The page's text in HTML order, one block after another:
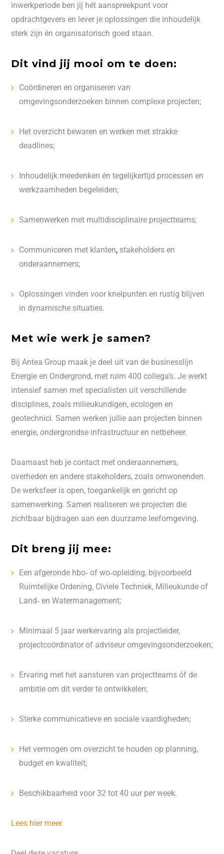
inwerkperiode ben jij hét aanspreekpunt voor
opdrachtgevers en lever je oplossingen die inhoudelijk
sterk zijn én organisatorisch goed staan.
Dit vind jij mooi om te doen:
Coördineren en organiseren van
omgevingsonderzoeken binnen complexe projecten;
Het overzicht bewaren en werken met strakke
deadlines;
Inhoudelijk meedenken én tegelijkertijd processen en
werkzaamheden begeleiden;
Samenwerken met multidisciplinaire projectteams;
Communiceren met klanten, stakeholders en
onderaannemers;
Oplossingen vinden voor knelpunten en rustig blijven
in dynamische situaties.
Met wie werk je samen?
Bij Antea Group maak je deel uit van de businesslijn
Energie en Ondergrond, met ruim 400 collega’s. Je werkt
intensief samen met specialisten uit verschillende
disciplines, zoals milieukundigen, ecologen en
geotechnici. Samen werken jullie aan projecten binnen
energie, ondergrondse infrastructuur en netbeheer.
Daarnaast heb je contact met onderaannemers,
overheden en andere stakeholders, zoals omwonenden.
De werksfeer is open, toegankelijk en gericht op
samenwerking. Samen realiseren we projecten die
zichtbaar bijdragen aan een duurzame leefomgeving.
Dit breng jij mee:
Een afgeronde hbo‑ of wo‑opleiding, bijvoorbeeld
Ruimtelijke Ordening, Civiele Techniek, Milieukunde of
Land‑ en Watermanagement;
Minimaal 5 jaar werkervaring als projectleider,
projectcoördinator of adviseur omgevingsonderzoeken;
Ervaring met het aansturen van projectteams óf de
ambitie om dit verder te ontwikkelen;
Sterke communicatieve en sociale vaardigheden;
Het vermogen om overzicht te houden op planning,
budget en kwaliteit;
Beschikbaarheid voor 32 tot 40 uur per week.
Lees hier meer